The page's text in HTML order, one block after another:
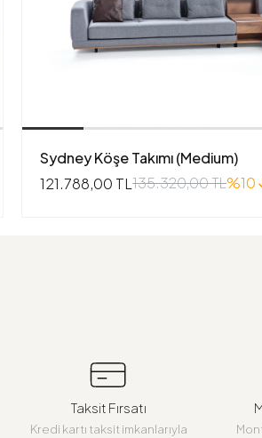
Sydney Köşe Takımı (Medium)
121.788,00 TL135.320,00 TL%10
Taksit Fırsatı
Kredi kartı taksit imkanlarıyla